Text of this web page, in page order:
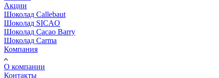
Акции
Шоколад Callebaut
Шоколад SICAO
Шоколад Cacao Barry
Шоколад Carma
Компания
О компании
Контакты